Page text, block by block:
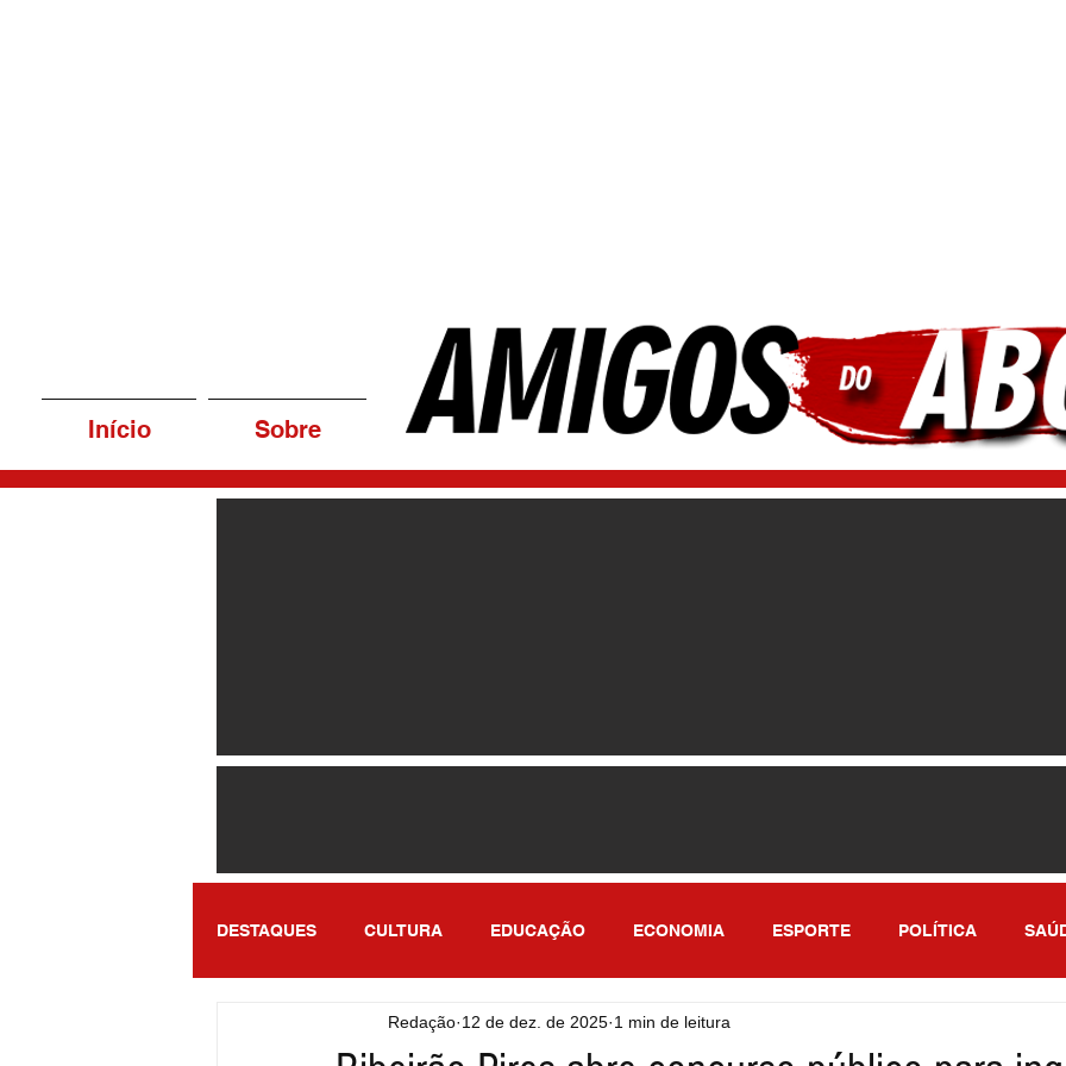
Início Sobre
DESTAQUES CULTURA EDUCAÇÃO ECONOMIA ESPORTE POLÍTICA
ENTRETENIMENTO SÃO PAULO
Redação 12 de dez. de 2025 1 min de leitura